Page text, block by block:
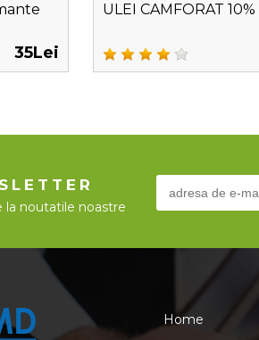
35Lei
ULEI CAMFORAT 10%
la noutatile noastre
Home